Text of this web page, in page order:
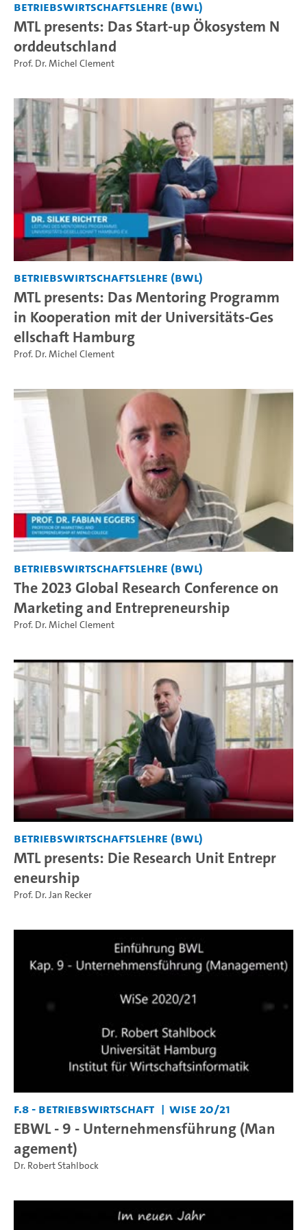
Betriebswirtschaftslehre (BWL)
MTL presents: Das Start-up Ökosystem N
orddeutschland
Prof. Dr. Michel Clement
Betriebswirtschaftslehre (BWL)
MTL presents: Das Mentoring Programm
in Kooperation mit der Universitäts-Ges
ellschaft Hamburg
Prof. Dr. Michel Clement
Betriebswirtschaftslehre (BWL)
The 2023 Global Research Conference on
Marketing and Entrepreneurship
Prof. Dr. Michel Clement
Betriebswirtschaftslehre (BWL)
MTL presents: Die Research Unit Entrepr
eneurship
Prof. Dr. Jan Recker
F.8 - Betriebswirtschaft WiSe 20/21
EBWL - 9 - Unternehmensführung (Man
agement)
Dr. Robert Stahlbock